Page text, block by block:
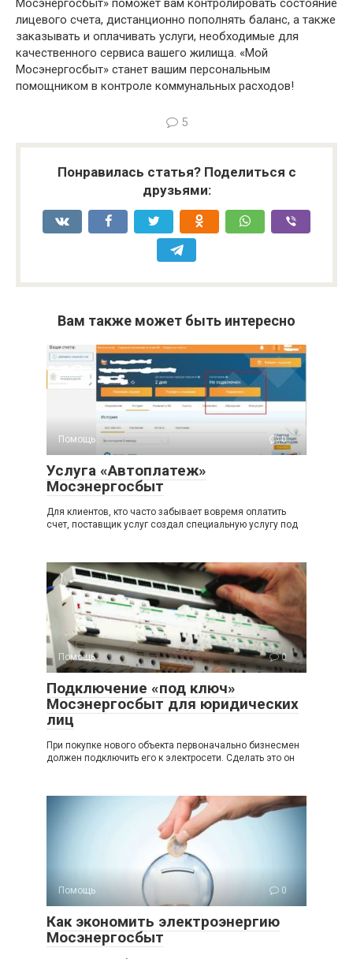
Мосэнергосбыт» поможет вам контролировать состояние
лицевого счета, дистанционно пополнять баланс, а также
заказывать и оплачивать услуги, необходимые для
качественного сервиса вашего жилища. «Мой
Мосэнергосбыт» станет вашим персональным
помощником в контроле коммунальных расходов!
5
Понравилась статья? Поделиться с
друзьями:
Вам также может быть интересно
Помощь 0
Услуга «Автоплатеж»
Мосэнергосбыт
Для клиентов, кто часто забывает вовремя оплатить
счет, поставщик услуг создал специальную услугу под
Помощь 0
Подключение «под ключ»
Мосэнергосбыт для юридических
лиц
При покупке нового объекта первоначально бизнесмен
должен подключить его к электросети. Сделать это он
Помощь 0
Как экономить электроэнергию
Мосэнергосбыт